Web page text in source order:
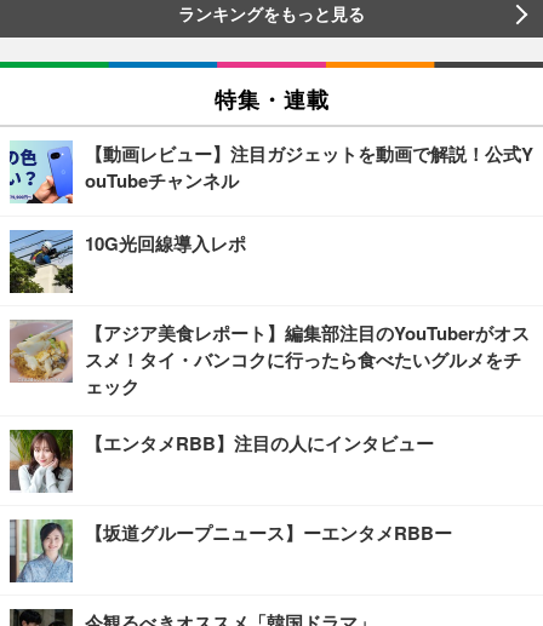
ランキングをもっと見る
特集・連載
【動画レビュー】注目ガジェットを動画で解説！公式Y
ouTubeチャンネル
10G光回線導入レポ
【アジア美食レポート】編集部注目のYouTuberがオス
スメ！タイ・バンコクに行ったら食べたいグルメをチ
ェック
【エンタメRBB】注目の人にインタビュー
【坂道グループニュース】ーエンタメRBBー